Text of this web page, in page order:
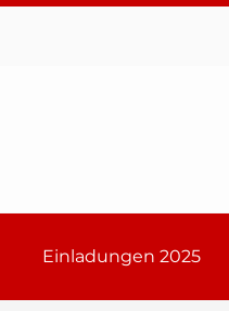
Einladungen 2025